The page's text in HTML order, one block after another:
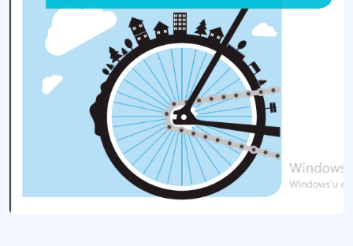
Bikelab İstanbul
İstanbul'da bisikletli ulaşımın geliştirilmesi ve sorunların çözülmesi için
Konya'da bisikletli ulaşımın geliştirilmesi ve çözüm önerileri oluşturulması için
Daha fazla